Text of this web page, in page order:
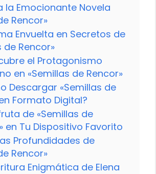
la Emocionante Novela
Rencor»
Envuelta en Secretos de
de Rencor»
el Protagonismo
en «Semillas de Rencor»
Descargar «Semillas de
Formato Digital?
de «Semillas de
en Tu Dispositivo Favorito
Profundidades de
Rencor»
Enigmática de Elena